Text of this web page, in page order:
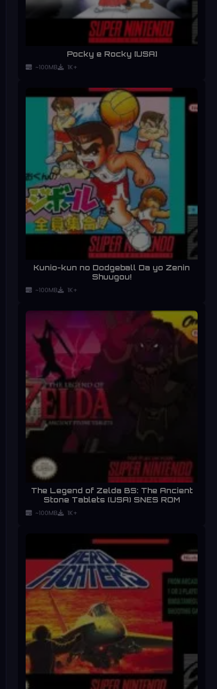
Pocky e Rocky [USA]
~100MB 1K+
Kunio-kun no Dodgeball Da yo Zenin
Shuugou!
~100MB 1K+
The Legend of Zelda BS: The Ancient
Stone Tablets (USA) SNES ROM
~100MB 1K+